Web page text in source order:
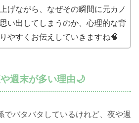
げながら、なぜその瞬間に元カノ
い出してしまうのか、心理的な背
やすくお伝えしていきますね🧠
週末が多い理由🌙
でバタバタしているけれど、夜や週